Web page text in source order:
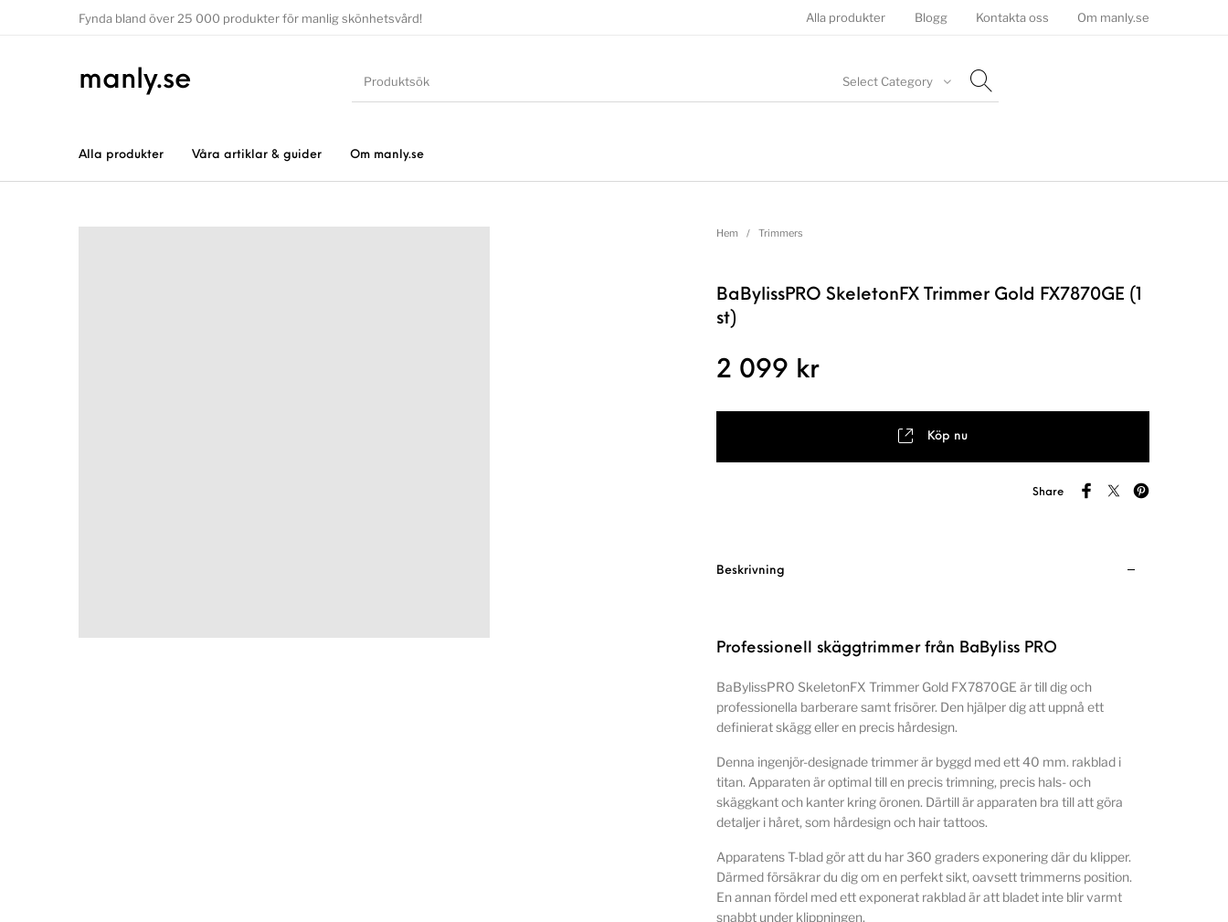
Fynda bland över 25 000 produkter för manlig skönhetsvård! Alla produkter Blogg Kontakta oss Om manly.se
manly.se Select Category
Alla produkter Våra artiklar & guider Om manly.se
Hem / Trimmers
BaBylissPRO SkeletonFX Trimmer Gold FX7870GE (1
st)
2 099 kr
Köp nu
Share
Beskrivning
Professionell skäggtrimmer från BaByliss PRO
BaBylissPRO SkeletonFX Trimmer Gold FX7870GE är till dig och
professionella barberare samt frisörer. Den hjälper dig att uppnå ett
definierat skägg eller en precis hårdesign.
Denna ingenjör-designade trimmer är byggd med ett 40 mm. rakblad i
titan. Apparaten är optimal till en precis trimning, precis hals- och
skäggkant och kanter kring öronen. Därtill är apparaten bra till att göra
detaljer i håret, som hårdesign och hair tattoos.
Apparatens T-blad gör att du har 360 graders exponering där du klipper.
Därmed försäkrar du dig om en perfekt sikt, oavsett trimmerns position.
En annan fördel med ett exponerat rakblad är att bladet inte blir varmt
snabbt under klippningen.